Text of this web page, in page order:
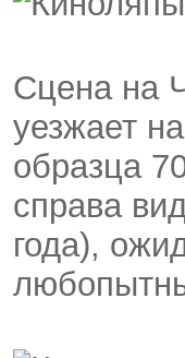
Сцена на
уезжает
образца
справа
года),